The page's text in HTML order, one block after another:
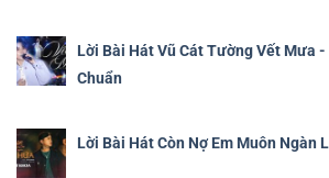
Lời Bài Hát Vũ Cát Tường Vết Mưa -
Chuẩn
Lời Bài Hát Còn Nợ Em Muôn Ngàn